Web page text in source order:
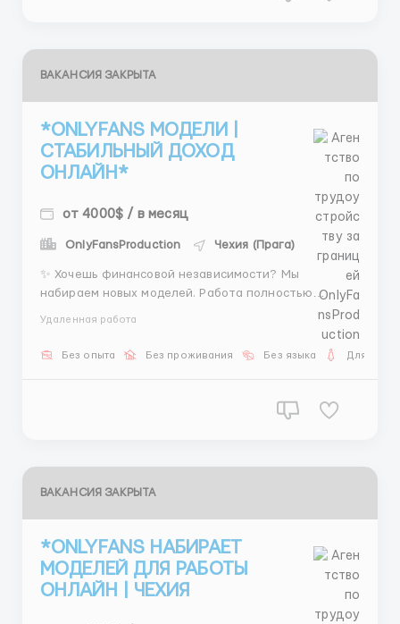
ВАКАНСИЯ ЗАКРЫТА
*ONLYFANS МОДЕЛИ |
СТАБИЛЬНЫЙ ДОХОД
ОНЛАЙН*
от 4000$ / в месяц
OnlyFansProduction Чехия (Прага)
✨ Хочешь финансовой независимости? Мы
набираем новых моделей. Работа полностью
----------------------------------------------------------
----------------------------------------------------------
Удаленная работа
Без опыта Без проживания Без языка Для
ВАКАНСИЯ ЗАКРЫТА
*ONLYFANS НАБИРАЕТ
МОДЕЛЕЙ ДЛЯ РАБОТЫ
ОНЛАЙН | ЧЕХИЯ